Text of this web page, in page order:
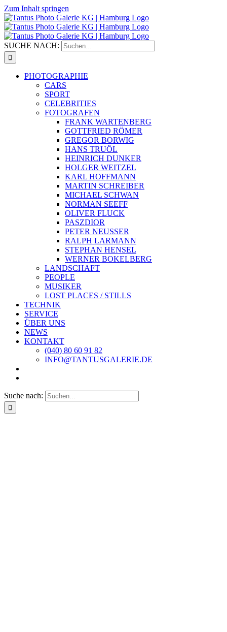
Zum Inhalt springen
SUCHE NACH:
PHOTOGRAPHIE
CARS
SPORT
CELEBRITIES
FOTOGRAFEN
FRANK WARTENBERG
GOTTFRIED RÖMER
GREGOR BORWIG
HANS TRUÖL
HEINRICH DUNKER
HOLGER WEITZEL
KARL HOFFMANN
MARTIN SCHREIBER
MICHAEL SCHWAN
NORMAN SEEFF
OLIVER FLUCK
PASZDIOR
PETER NEUSSER
RALPH LARMANN
STEPHAN HENSEL
WERNER BOKELBERG
LANDSCHAFT
PEOPLE
MUSIKER
LOST PLACES / STILLS
TECHNIK
SERVICE
ÜBER UNS
NEWS
KONTAKT
(040) 80 60 91 82
INFO@TANTUSGALERIE.DE
Suche nach: